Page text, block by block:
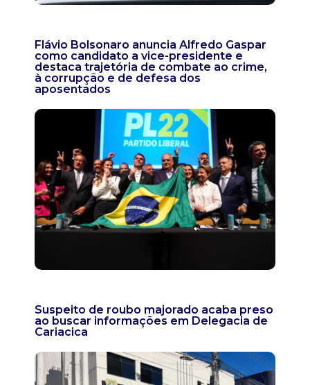
Flávio Bolsonaro anuncia Alfredo Gaspar
como candidato a vice-presidente e
destaca trajetória de combate ao crime,
à corrupção e de defesa dos
aposentados
Suspeito de roubo majorado acaba preso
ao buscar informações em Delegacia de
Cariacica